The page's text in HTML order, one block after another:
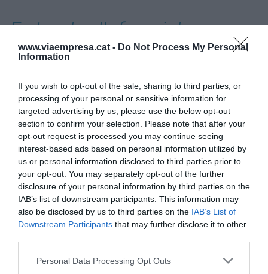
www.viaempresa.cat - Do Not Process My Personal
Information
If you wish to opt-out of the sale, sharing to third parties, or
processing of your personal or sensitive information for
targeted advertising by us, please use the below opt-out
section to confirm your selection. Please note that after your
opt-out request is processed you may continue seeing
interest-based ads based on personal information utilized by
us or personal information disclosed to third parties prior to
your opt-out. You may separately opt-out of the further
disclosure of your personal information by third parties on the
IAB’s list of downstream participants. This information may
also be disclosed by us to third parties on the IAB’s List of
Downstream Participants that may further disclose it to other
Personal Data Processing Opt Outs
Es tracta d'afavorir la
transformació urgent i
català de forma voluntària,
compartida i col·laborativa
Tancar l’any amb unes vendes de 30 milions
d’euros. Aquest és l’objectiu de l’empresa
barcelonina de calçat i roba Alohas, creada el
2015 pel jove Alejandro Porras, nascut a Begues
(Baix Llobregat). Els orígens d’Alohas es remunten
demanda,va ser fundada amb una inversió inicial